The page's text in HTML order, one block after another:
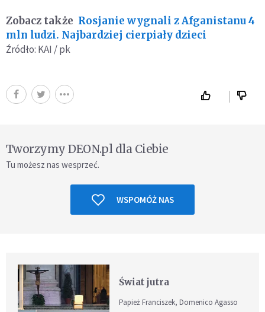
Zobacz także Rosjanie wygnali z Afganistanu 4
mln ludzi. Najbardziej cierpiały dzieci
Źródło: KAI / pk
Tworzymy DEON.pl dla Ciebie
Tu możesz nas wesprzeć.
WSPOMÓŻ NAS
Świat jutra
Papież Franciszek, Domenico Agasso